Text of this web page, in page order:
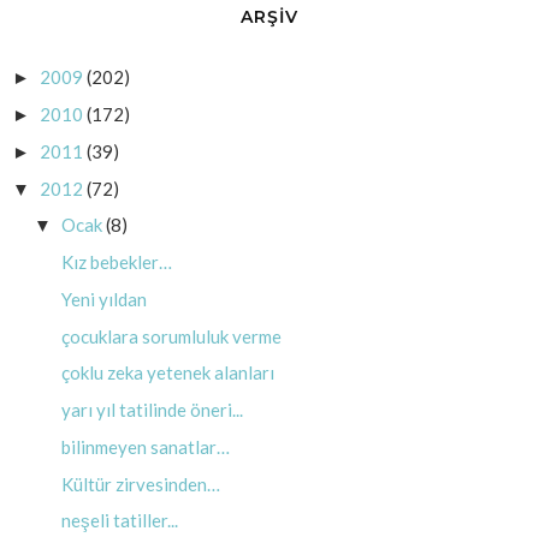
ARŞİV
► 2009 (202)
► 2010 (172)
► 2011 (39)
▼ 2012 (72)
▼ Ocak(8)
Kız bebekler…
Yeni yıldan
çocuklara sorumluluk verme
çoklu zeka yetenek alanları
yarı yıl tatilinde öneri...
bilinmeyen sanatlar…
Kültür zirvesinden…
neşeli tatiller...